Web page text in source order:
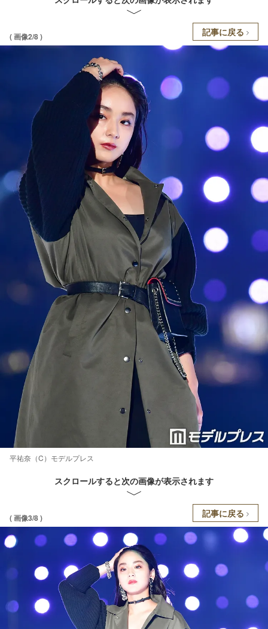
( 画像2/8 ) 記事に戻る
平祐奈（C）モデルプレス
スクロールすると次の画像が表示されます
( 画像3/8 ) 記事に戻る